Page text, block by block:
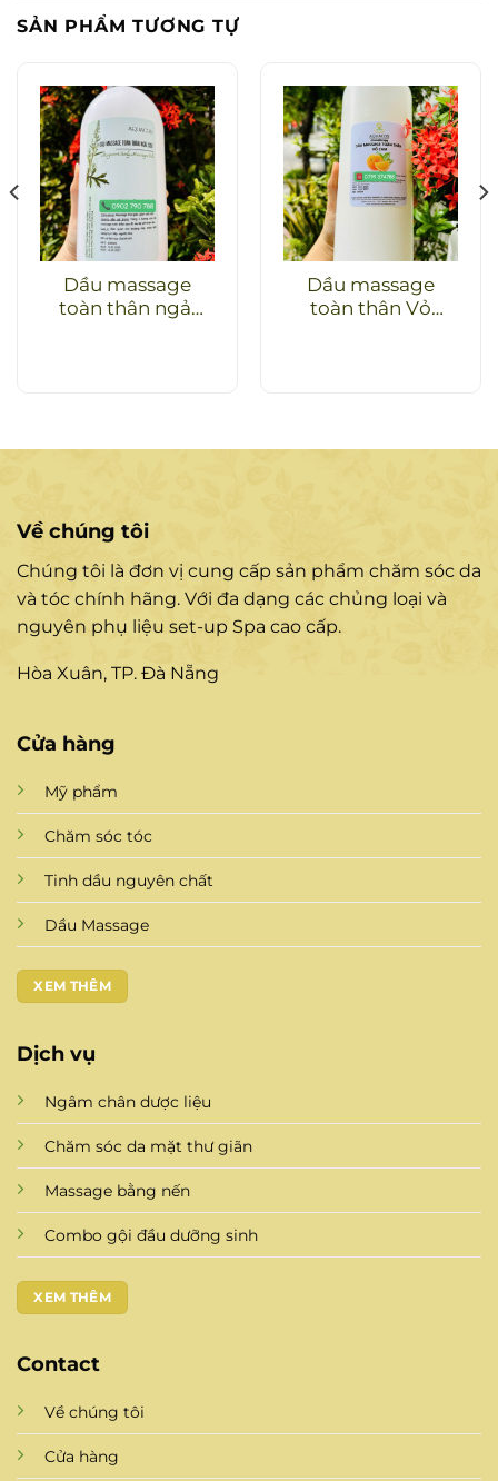
SẢN PHẨM TƯƠNG TỰ
Dầu massage
toàn thân ngải
Dầu massage
toàn thân Vỏ
Về chúng tôi
Chúng tôi là đơn vị cung cấp sản phẩm chăm sóc da
và tóc chính hãng. Với đa dạng các chủng loại và
nguyên phụ liệu set-up Spa cao cấp.
Hòa Xuân, TP. Đà Nẵng
Cửa hàng
Mỹ phẩm
Chăm sóc tóc
Tinh dầu nguyên chất
Dầu Massage
XEM THÊM
Dịch vụ
Ngâm chân dược liệu
Chăm sóc da mặt thư giãn
Massage bằng nến
Combo gội đầu dưỡng sinh
XEM THÊM
Contact
Về chúng tôi
Cửa hàng